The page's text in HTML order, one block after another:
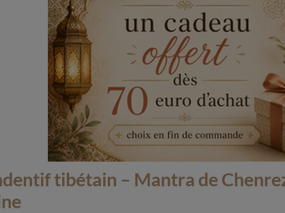
tibétain – Mantra de